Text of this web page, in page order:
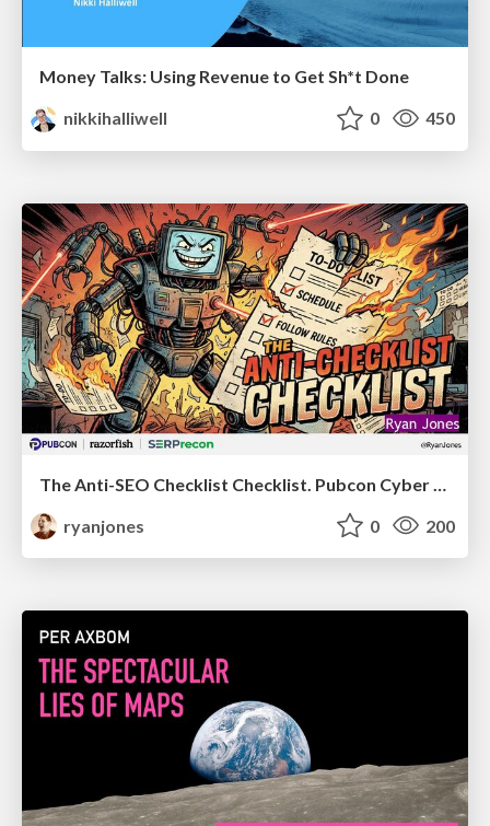
Money Talks: Using Revenue to Get Sh*t Done
nikkihalliwell
0 450
ryanjones
0 200